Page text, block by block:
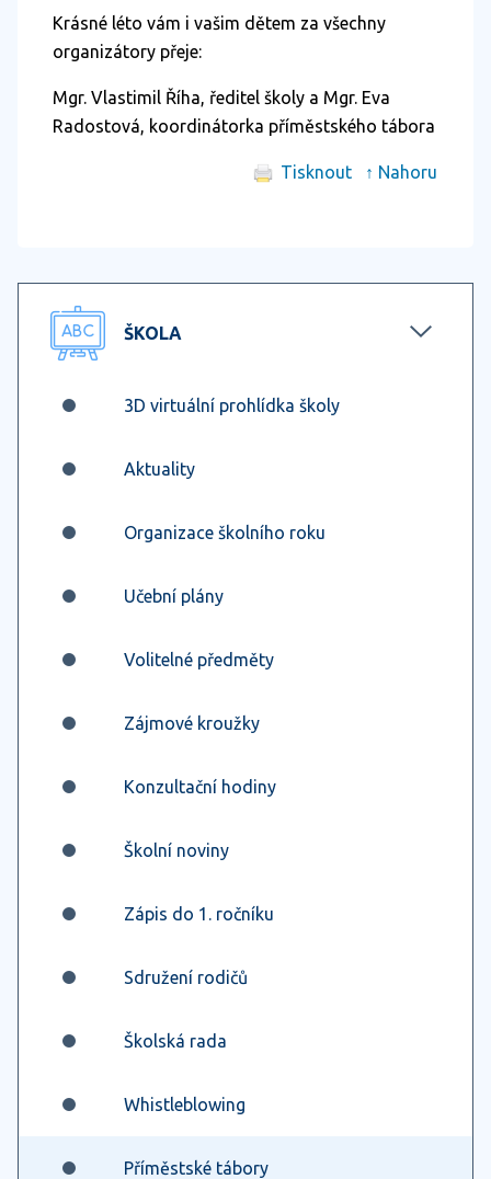
Krásné léto vám i vašim dětem za všechny
organizátory přeje:
Mgr. Vlastimil Říha, ředitel školy a Mgr. Eva
Radostová, koordinátorka příměstského tábora
Tisknout ↑ Nahoru
ŠKOLA
3D virtuální prohlídka školy
Aktuality
Organizace školního roku
Učební plány
Volitelné předměty
Zájmové kroužky
Konzultační hodiny
Školní noviny
Zápis do 1. ročníku
Sdružení rodičů
Školská rada
Whistleblowing
Příměstské tábory